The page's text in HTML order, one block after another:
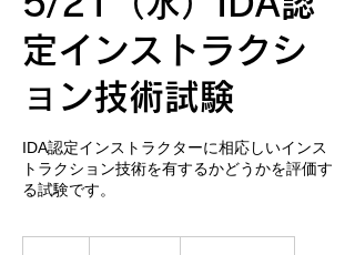
定インストラクシ
ョン技術試験
IDA認定インストラクターに相応しいインス
トラクション技術を有するかどうかを評価す
る試験です。